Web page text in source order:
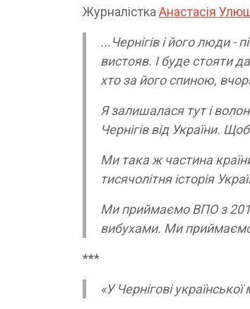
Журналістка Анастасія
...Чернігів і його люди -
вистояв. І буде стояти
хто за його спиною,
Я залишалася тут і
Чернігів від України.
Ми така ж частина
тисячолітня історія
Ми приймаємо ВПО з
вибухами. Ми
***
«У Чернігові